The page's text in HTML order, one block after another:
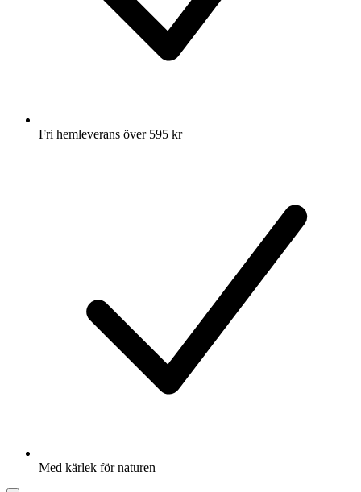
Fri hemleverans över 595 kr
Med kärlek för naturen